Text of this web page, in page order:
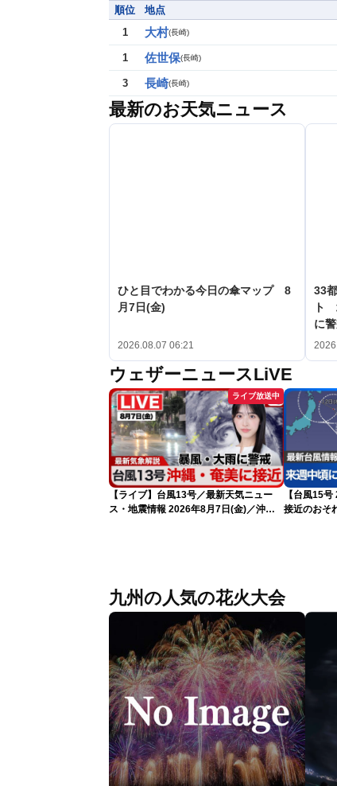
順位 地点
1
大村(長崎)
1 佐世保(長崎)
3 長崎(長崎)
最新のお天気ニュース
ひと目でわかる今日の傘マップ 8
月7日(金)
2026.08.07 06:21
33
ト
に
ウェザーニュースLiVE
ライブ放送中
【ライブ】台風13号／最新天気ニュー
ス・地震情報 2026年8月7日(金)／沖
【台風15
接近のおそ
九州の人気の花火大会